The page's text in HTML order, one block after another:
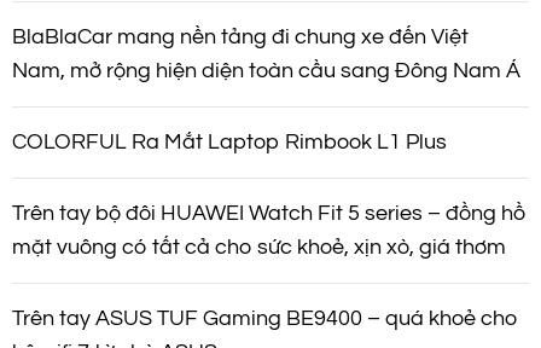
BlaBlaCar mang nền tảng đi chung xe đến Việt
Nam, mở rộng hiện diện toàn cầu sang Đông Nam Á
COLORFUL Ra Mắt Laptop Rimbook L1 Plus
Trên tay bộ đôi HUAWEI Watch Fit 5 series – đồng hồ
mặt vuông có tất cả cho sức khoẻ, xịn xò, giá thơm
Trên tay ASUS TUF Gaming BE9400 – quá khoẻ cho